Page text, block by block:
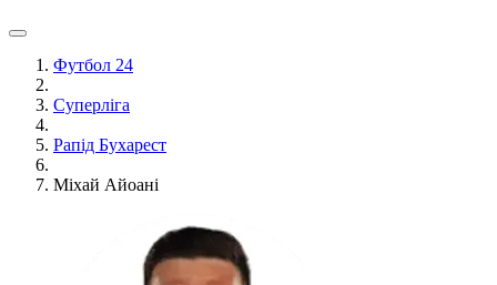
Футбол 24
Суперліга
Рапід Бухарест
Міхай Айоані